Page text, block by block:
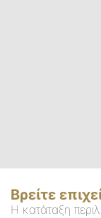
Βρείτε
Η κατάταξη